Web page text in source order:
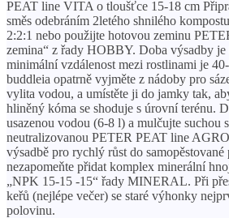
PEAT line VITA o tloušťce 15-18 cm
směs odebráním 2letého shnilého
2:2:1 nebo použijte hotovou zeminu
zemina“ z řady HOBBY. Doba výsadby je
minimální vzdálenost mezi rostlinami je
buddleia opatrně vyjměte z nádoby pro
vylita vodou, a umístěte ji do jamky tak,
hliněný kóma se shoduje s úrovní terénu.
usazenou vodou (6-8 l) a mulčujte suchou
neutralizovanou PETER PEAT line
výsadbě pro rychlý růst do samopěstované
nezapomeňte přidat komplex minerální
„NPK 15-15 -15“ řady MINERAL. Při
keřů (nejlépe večer) se staré výhonky
polovinu.